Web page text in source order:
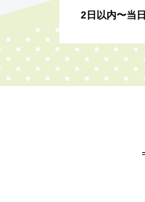
2日以内〜当